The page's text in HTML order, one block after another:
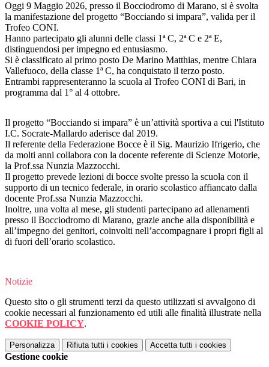
Oggi 9 Maggio 2026, presso il Bocciodromo di Marano, si è svolta
la manifestazione del progetto “Bocciando si impara”, valida per il
Trofeo CONI.
Hanno partecipato gli alunni delle classi 1ª C, 2ª C e 2ª E,
distinguendosi per impegno ed entusiasmo.
Si è classificato al primo posto De Marino Matthias, mentre Chiara
Vallefuoco, della classe 1ª C, ha conquistato il terzo posto.
Entrambi rappresenteranno la scuola al Trofeo CONI di Bari, in
programma dal 1° al 4 ottobre.
Il progetto “Bocciando si impara” è un’attività sportiva a cui l'Istituto
I.C. Socrate-Mallardo aderisce dal 2019.
Il referente della Federazione Bocce è il Sig. Maurizio Ifrigerio, che
da molti anni collabora con la docente referente di Scienze Motorie,
la Prof.ssa Nunzia Mazzocchi.
Il progetto prevede lezioni di bocce svolte presso la scuola con il
supporto di un tecnico federale, in orario scolastico affiancato dalla
docente Prof.ssa Nunzia Mazzocchi.
Inoltre, una volta al mese, gli studenti partecipano ad allenamenti
presso il Bocciodromo di Marano, grazie anche alla disponibilità e
all’impegno dei genitori, coinvolti nell’accompagnare i propri figli al
di fuori dell’orario scolastico.
Notizie
Questo sito o gli strumenti terzi da questo utilizzati si avvalgono di
cookie necessari al funzionamento ed utili alle finalità illustrate nella
COOKIE POLICY.
Personalizza Rifiuta tutti i cookies Accetta tutti i cookies
Gestione cookie